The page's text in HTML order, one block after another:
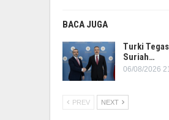
BACA JUGA
Turki
Suriah…
06/08/2026
PREV NEXT